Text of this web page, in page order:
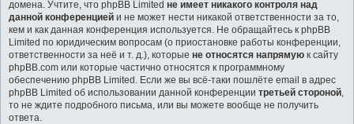
домена. Учтите, что phpBB Limited не имеет никакого контроля над
данной конференцией и не может нести никакой ответственности за то,
кем и как данная конференция используется. Не обращайтесь к phpBB
Limited по юридическим вопросам (о приостановке работы конференции,
ответственности за неё и т. д.), которые не относятся напрямую к сайту
phpBB.com или которые частично относятся к программному
обеспечению phpBB Limited. Если же вы всё-таки пошлёте email в адрес
phpBB Limited об использовании данной конференции третьей стороной,
то не ждите подробного письма, или вы можете вообще не получить
ответа.